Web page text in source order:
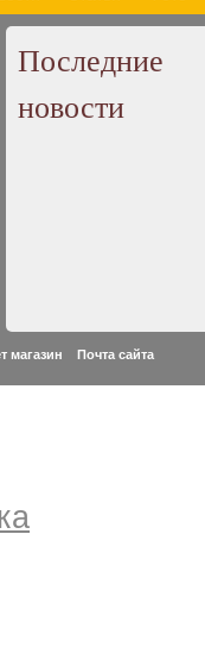
Последние
новости
магазин Почта сайта